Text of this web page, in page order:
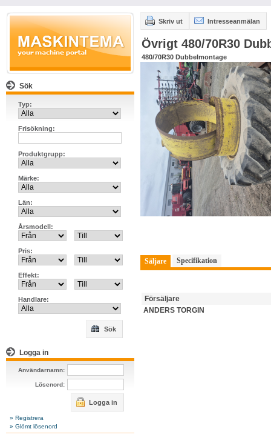
Sök
Typ:
Frisökning:
Produktgrupp:
Märke:
Län:
Årsmodell:
Pris:
Effekt:
Handlare:
Sök
Logga in
Användarnamn:
Lösenord:
Logga in
» Registrera
» Glömt lösenord
Skriv ut Intresseanmälan
Övrigt 480/70R30
480/70R30 Dubbelmontage
Säljare Specifikation
Försäljare
ANDERS TORGIN